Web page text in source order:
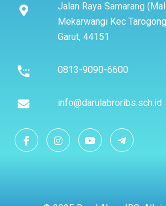
Jalan Raya Samarang
Mekarwangi Kec
Garut, 44151
0813-9090-6600
info@darulabroribs.sch.id